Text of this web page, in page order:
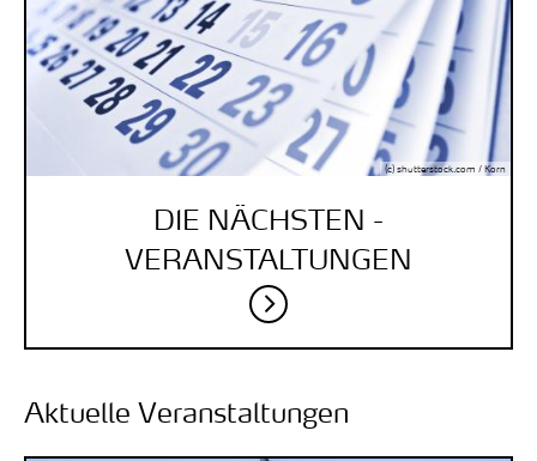
(c) shutterstock.com / Korn
DIE NÄCHSTEN ­
VERANSTALTUNGEN
Aktuelle Veranstaltungen